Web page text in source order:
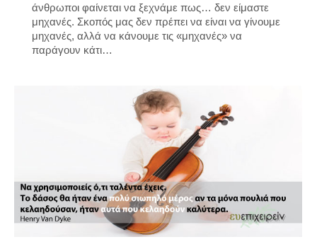
άνθρωποι φαίνεται να ξεχνάμε πως… δεν είμαστε
μηχανές. Σκοπός μας δεν πρέπει να είναι να γίνουμε
μηχανές, αλλά να κάνουμε τις «μηχανές» να
παράγουν κάτι…